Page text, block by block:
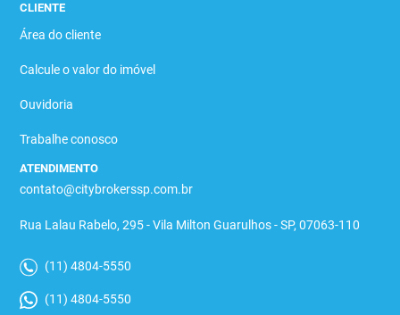
CLIENTE
Área do cliente
Calcule o valor do imóvel
Ouvidoria
Trabalhe conosco
ATENDIMENTO
contato@citybrokerssp.com.br
Rua Lalau Rabelo, 295 - Vila Milton Guarulhos - SP, 07063-110
(11) 4804-5550
(11) 4804-5550